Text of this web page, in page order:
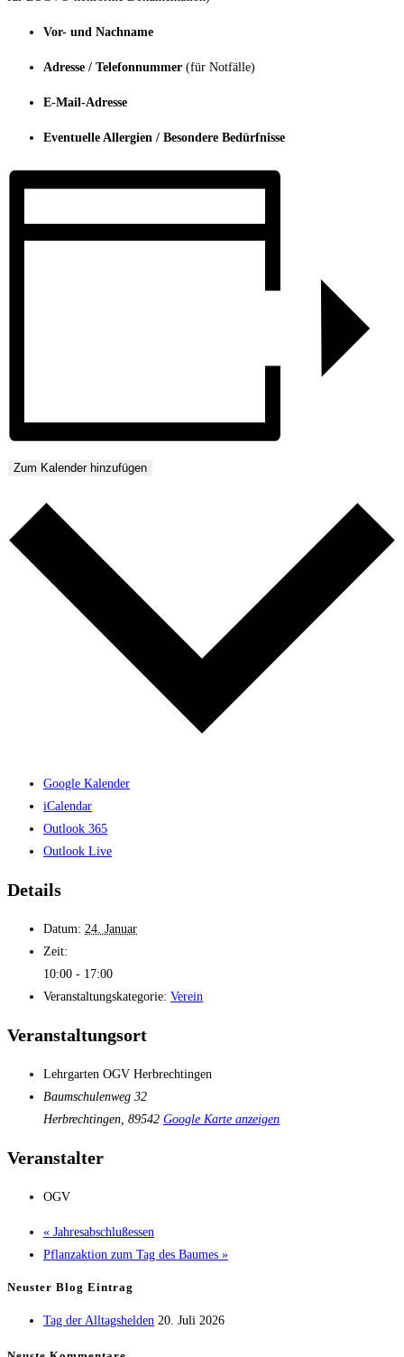
Vor- und Nachname
Adresse / Telefonnummer (für Notfälle)
E-Mail-Adresse
Eventuelle Allergien / Besondere Bedürfnisse
Zum Kalender hinzufügen
Google Kalender
iCalendar
Outlook 365
Outlook Live
Details
Datum: 24. Januar
Zeit:
10:00 - 17:00
Veranstaltungskategorie: Verein
Veranstaltungsort
Lehrgarten OGV Herbrechtingen
Baumschulenweg 32
Herbrechtingen 89542 Google Karte anzeigen
Veranstalter
OGV
« Jahresabschlußessen
Pflanzaktion zum Tag des Baumes »
Neuster Blog Eintrag
Tag der Alltagshelden 20. Juli 2026